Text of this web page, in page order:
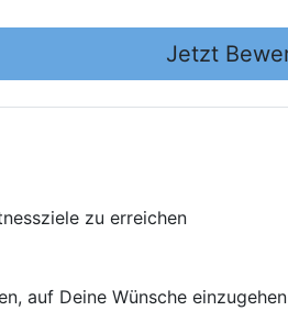
Jetzt
zu erreichen
auf Deine Wünsche einzugehen